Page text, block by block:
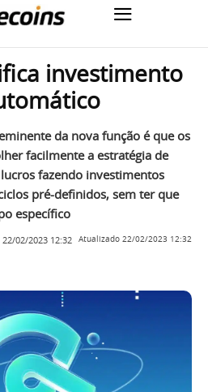
investimento
da nova função é que os
facilmente a estratégia de
fazendo investimentos
pré-definidos, sem ter que
específico
22/02/2023 12:32 Atualizado 22/02/2023 12:32